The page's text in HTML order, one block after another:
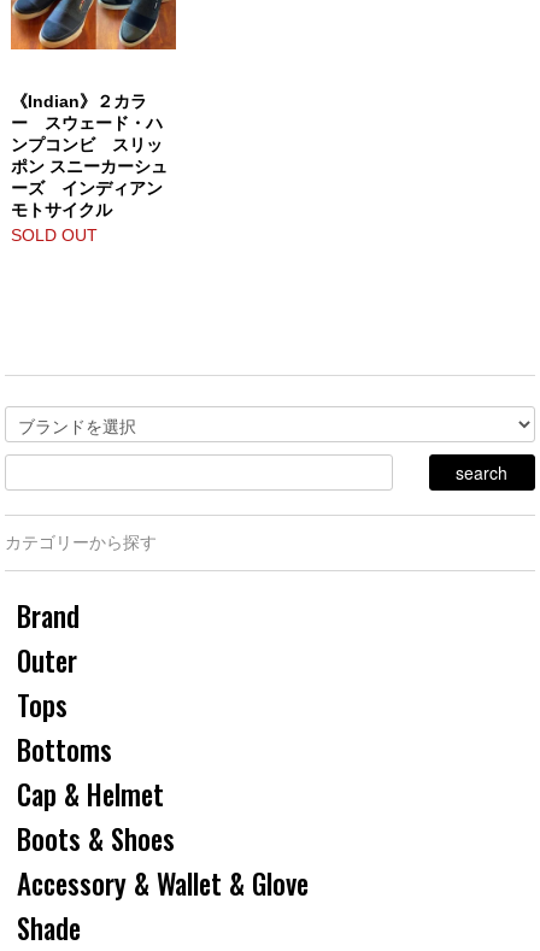
《Indian》２カラ
ー スウェード・ハ
ンプコンビ スリッ
ポン スニーカーシュ
ーズ インディアン
モトサイクル
SOLD OUT
カテゴリーから探す
Brand
Outer
Tops
Bottoms
Cap & Helmet
Boots & Shoes
Accessory & Wallet & Glove
Shade